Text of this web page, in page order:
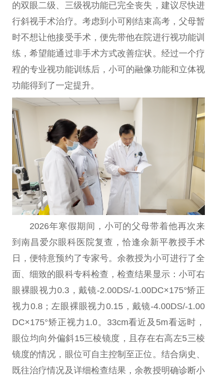
的双眼二级、三级视功能已完全丧失，建议尽快进
行斜视手术治疗。考虑到小可刚结束高考，父母暂
时不想让他接受手术，便先带他在院进行视功能训
练，希望能通过非手术方式改善症状。经过一个疗
程的专业视功能训练后，小可的融像功能和立体视
功能得到了一定提升。
2026年寒假期间，小可的父母带着他再次来
到南昌爱尔眼科医院复查，恰逢余新平教授手术
日，便特意预约了专家号。余教授为小可进行了全
面、细致的眼科专科检查，检查结果显示：小可右
眼裸眼视力0.3，戴镜-2.00DS/-1.00DC×175°矫正
视力0.8；左眼裸眼视力0.15，戴镜-4.00DS/-1.00
DC×175°矫正视力1.0。33cm看近及5m看远时，
眼位均向外偏斜15三棱镜度，且存在右高左5三棱
镜度的情况，眼位可自主控制至正位。结合病史、
既往治疗情况及详细检查结果，余教授明确诊断小